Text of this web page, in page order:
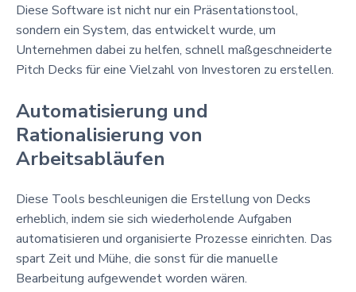
Diese Software ist nicht nur ein Präsentationstool,
sondern ein System, das entwickelt wurde, um
Unternehmen dabei zu helfen, schnell maßgeschneiderte
Pitch Decks für eine Vielzahl von Investoren zu erstellen.
Automatisierung und
Rationalisierung von
Arbeitsabläufen
Diese Tools beschleunigen die Erstellung von Decks
erheblich, indem sie sich wiederholende Aufgaben
automatisieren und organisierte Prozesse einrichten. Das
spart Zeit und Mühe, die sonst für die manuelle
Bearbeitung aufgewendet worden wären.